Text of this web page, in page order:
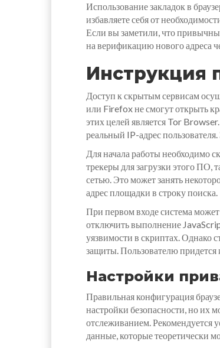
Использование закладок в
избавляете себя от
Если вы заметили, что
на верификацию нового адреса
Инструкция
Доступ к скрытым сервисам
или Firefox не смогут открыть
этих целей является Tor
реальный IP-адрес
Для начала работы необходимо
трекеры для загрузки этого ПО,
сетью. Это может занять
адрес площадки в строку поиска.
При первом входе система
отключить выполнение
уязвимости в скриптах. Однако
защиты. Пользователю придется
Настройки
Правильная конфигурация
настройки безопасности, но их
отслеживанием. Рекомендуется
данные, которые теоретически